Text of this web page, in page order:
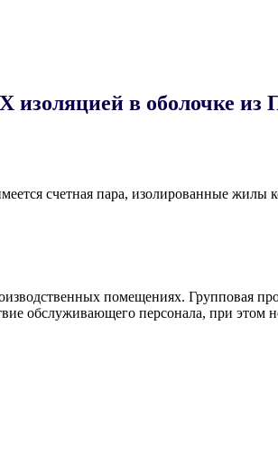
в оболочке из
счетная пара, изолированные жилы
помещениях. Групповая
обслуживающего персонала, при этом